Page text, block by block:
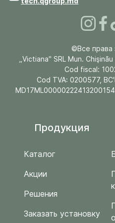
©Все
„Victiana" SRL Mun.
Cod fiscal:
Cod TVA: 0200577,
Продукция
Каталог
Акции
Решения
Заказать установку